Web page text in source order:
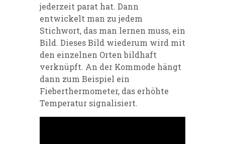
jederzeit parat hat. Dann
entwickelt man zu jedem
Stichwort, das man lernen muss, ein
Bild. Dieses Bild wiederum wird mit
den einzelnen Orten bildhaft
verknüpft. An der Kommode hängt
dann zum Beispiel ein
Fieberthermometer, das erhöhte
Temperatur signalisiert.